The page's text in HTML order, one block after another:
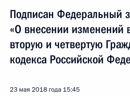
Подписан Федеральный
«О внесении изменений
вторую и четвертую
кодекса Российской
23 мая 2018 года 15:45